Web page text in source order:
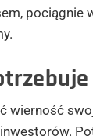
pociągnie
wierność